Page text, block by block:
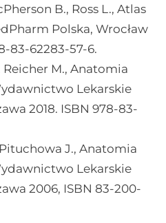
B., Ross L., Atlas
Polska, Wrocław
83-62283-57-6.
Reicher M., Anatomia
Lekarskie
2018. ISBN 978-83-
J., Anatomia
Lekarskie
2006, ISBN 83-200-